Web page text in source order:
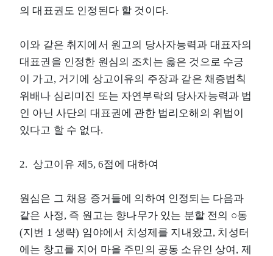
의 대표권도 인정된다 할 것이다.
이와 같은 취지에서 원고의 당사자능력과 대표자의
대표권을 인정한 원심의 조치는 옳은 것으로 수긍
이 가고, 거기에 상고이유의 주장과 같은 채증법칙
위배나 심리미진 또는 자연부락의 당사자능력과 법
인 아닌 사단의 대표권에 관한 법리오해의 위법이
있다고 할 수 없다.
2. 상고이유 제5, 6점에 대하여
원심은 그 채용 증거들에 의하여 인정되는 다음과
같은 사정, 즉 원고는 향나무가 있는 분할 전의 ○동
(지번 1 생략) 임야에서 치성제를 지내왔고, 치성터
에는 창고를 지어 마을 주민의 공동 소유인 상여, 제